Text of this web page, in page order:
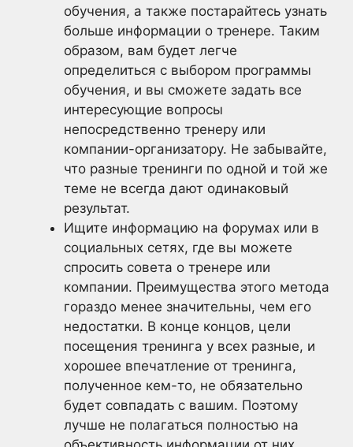
обучения, а также постарайтесь узнать
больше информации о тренере. Таким
образом, вам будет легче
определиться с выбором программы
обучения, и вы сможете задать все
интересующие вопросы
непосредственно тренеру или
компании-организатору. Не забывайте,
что разные тренинги по одной и той же
теме не всегда дают одинаковый
результат.
Ищите информацию на форумах или в
социальных сетях, где вы можете
спросить совета о тренере или
компании. Преимущества этого метода
гораздо менее значительны, чем его
недостатки. В конце концов, цели
посещения тренинга у всех разные, и
хорошее впечатление от тренинга,
полученное кем-то, не обязательно
будет совпадать с вашим. Поэтому
лучше не полагаться полностью на